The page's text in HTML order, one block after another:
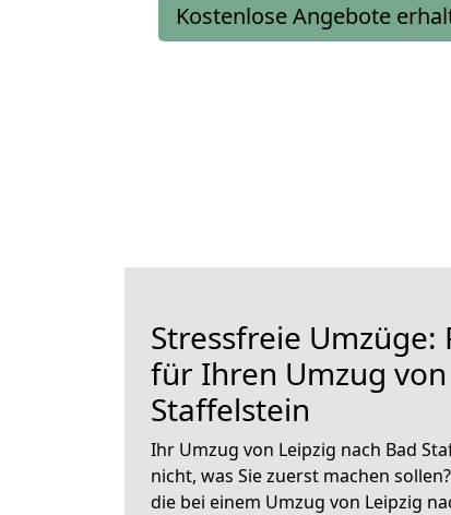
Kostenlose Angebote
Stressfreie
für Ihren Umzug
Staffelstein
Ihr Umzug von Leipzig nach Bad
nicht, was Sie zuerst machen
die bei einem Umzug von Leipzig